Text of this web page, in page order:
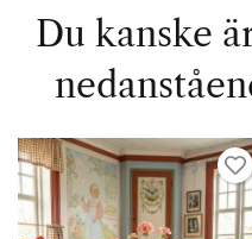
Du kanske